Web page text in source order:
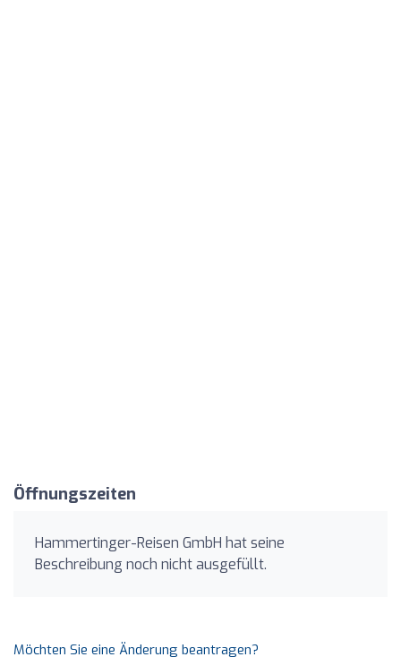
Öffnungszeiten
Hammertinger-Reisen GmbH hat seine
Beschreibung noch nicht ausgefüllt.
Möchten Sie eine Änderung beantragen?